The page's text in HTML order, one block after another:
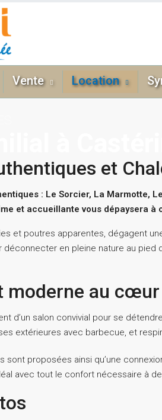
Vente Location
et
: Le Sorcier, La Marmotte,
et accueillante vous dépaysera à
et poutres apparentes, dégagent
déconnecter en pleine nature au
moderne au
d’un salon convivial pour se
extérieures avec barbecue, et
sont proposées ainsi qu’une
avec tout le confort nécessaire à